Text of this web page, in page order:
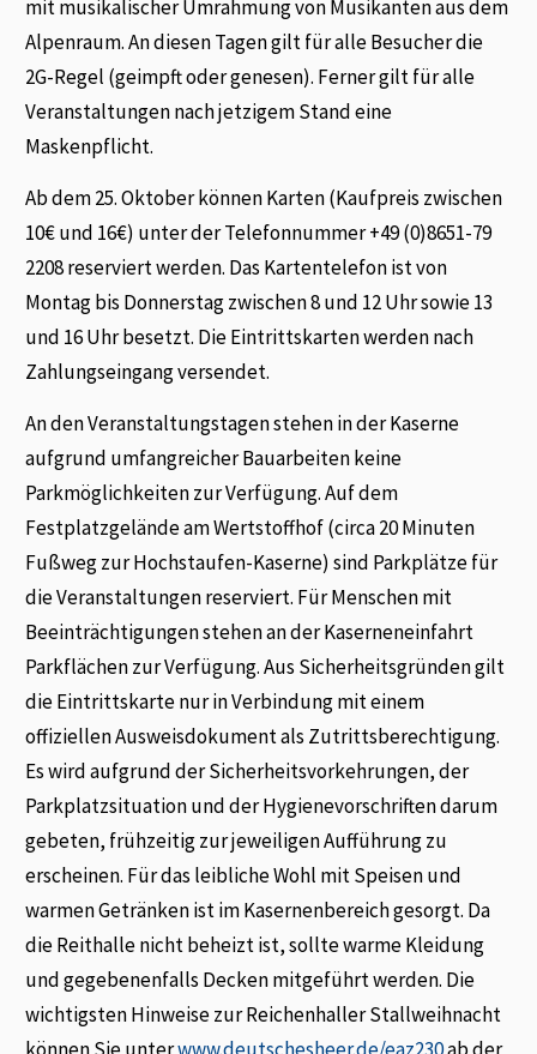
mit musikalischer Umrahmung von Musikanten aus dem
Alpenraum. An diesen Tagen gilt für alle Besucher die
2G-Regel (geimpft oder genesen). Ferner gilt für alle
Veranstaltungen nach jetzigem Stand eine
Maskenpflicht.
Ab dem 25. Oktober können Karten (Kaufpreis zwischen
10€ und 16€) unter der Telefonnummer +49 (0)8651-79
2208 reserviert werden. Das Kartentelefon ist von
Montag bis Donnerstag zwischen 8 und 12 Uhr sowie 13
und 16 Uhr besetzt. Die Eintrittskarten werden nach
Zahlungseingang versendet.
An den Veranstaltungstagen stehen in der Kaserne
aufgrund umfangreicher Bauarbeiten keine
Parkmöglichkeiten zur Verfügung. Auf dem
Festplatzgelände am Wertstoffhof (circa 20 Minuten
Fußweg zur Hochstaufen-Kaserne) sind Parkplätze für
die Veranstaltungen reserviert. Für Menschen mit
Beeinträchtigungen stehen an der Kaserneneinfahrt
Parkflächen zur Verfügung. Aus Sicherheitsgründen gilt
die Eintrittskarte nur in Verbindung mit einem
offiziellen Ausweisdokument als Zutrittsberechtigung.
Es wird aufgrund der Sicherheits­vorkehrungen, der
Parkplatzsituation und der Hygienevorschriften darum
gebeten, frühzeitig zur jeweiligen Aufführung zu
erscheinen. Für das leibliche Wohl mit Speisen und
warmen Getränken ist im Kasernenbereich gesorgt. Da
die Reithalle nicht beheizt ist, sollte warme Kleidung
und gegebenenfalls Decken mitgeführt werden. Die
wichtigsten Hinweise zur Reichenhaller Stallweihnacht